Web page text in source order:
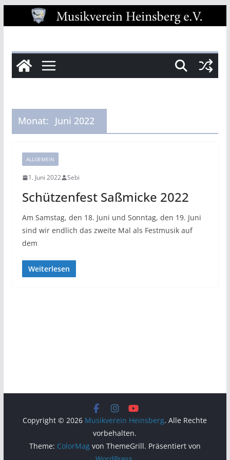
Inhalt
Monat: Juni 2022
ALLGEMEIN
1. Juni 2022 Sebi
Schützenfest Saßmicke 2022
Am Samstag, den 18. Juni und Sonntag, den 19. Juni
sind wir endlich das zweite Mal als Festmusik auf
dem
Weiterlesen
Copyright © 2026 Musikverein Heinsberg. Alle Rechte
vorbehalten.
Theme: ColorMagvon ThemeGrill. Präsentiert von